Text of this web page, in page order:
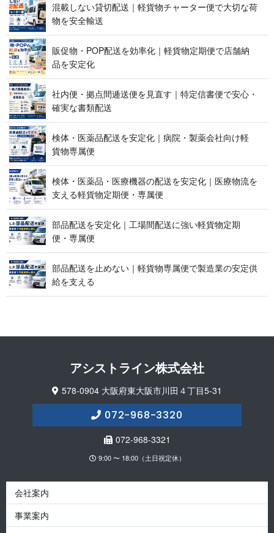
混載しない貸切配送｜軽貨物チャーター便で大切な荷
物を 安 全 輸 送
販促物・POP配送を効率化｜軽貨物定期便で店舗納
品 を 安 定 化
社内便・拠点間逓送便を見直す｜特定信書便で安心・
確実な 書 類 配 送
検体・医薬品配送を安定化｜病院・製薬会社向け軽
貨 物 専 属 便
検体・医薬品・医療機器の配送を安定化｜医療物流を
支える軽貨物定期便 ・ 専 属 便
部品配送を安定化｜工場間配送に強い軽貨物定期
便 ・ 専 属 便
部品配送を止めない｜軽貨物専属便で製造業の安定供
給 を 支 え る
アシストライン 株 式 会 社
578-0904 大阪府東大阪市川田４丁目5-31
072-968-3320
072-968-3321
9:00 〜 18:00（土日祝定休）
会社案内
事業案内